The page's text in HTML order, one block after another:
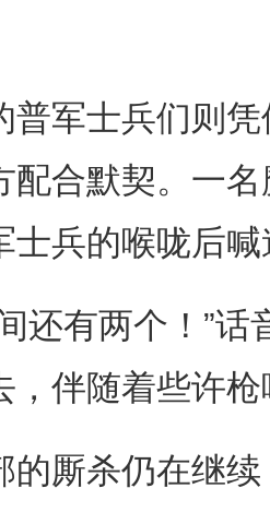
士兵们则凭
配合默契。一
士兵的喉咙后喊
有两个！”话
，伴随着些许
杀仍在继续